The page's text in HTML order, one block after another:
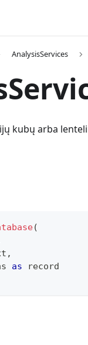
AnalysisServices
kubų arba
(
,
as
record